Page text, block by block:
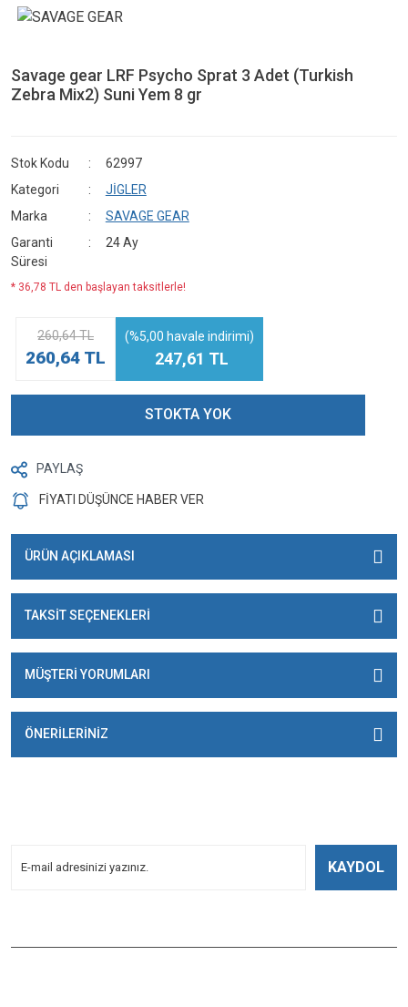
Savage gear LRF Psycho Sprat 3 Adet (Turkish
Zebra Mix2) Suni Yem 8 gr
Stok Kodu
62997
Kategori
JİGLER
Marka
SAVAGE GEAR
Garanti
Süresi
24 Ay
* 36,78 TL den başlayan taksitlerle!
260,64 TL
260,64 TL
(%5,00 havale indirimi)
247,61 TL
STOKTA YOK
PAYLAŞ
FİYATI DÜŞÜNCE HABER VER
ÜRÜN AÇIKLAMASI
TAKSİT SEÇENEKLERİ
MÜŞTERİ YORUMLARI
ÖNERİLERİNİZ
KAYDOL